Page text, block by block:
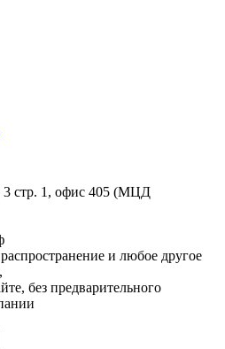
3 стр. 1, офис 405 (МЦД
и любое другое
без предварительного